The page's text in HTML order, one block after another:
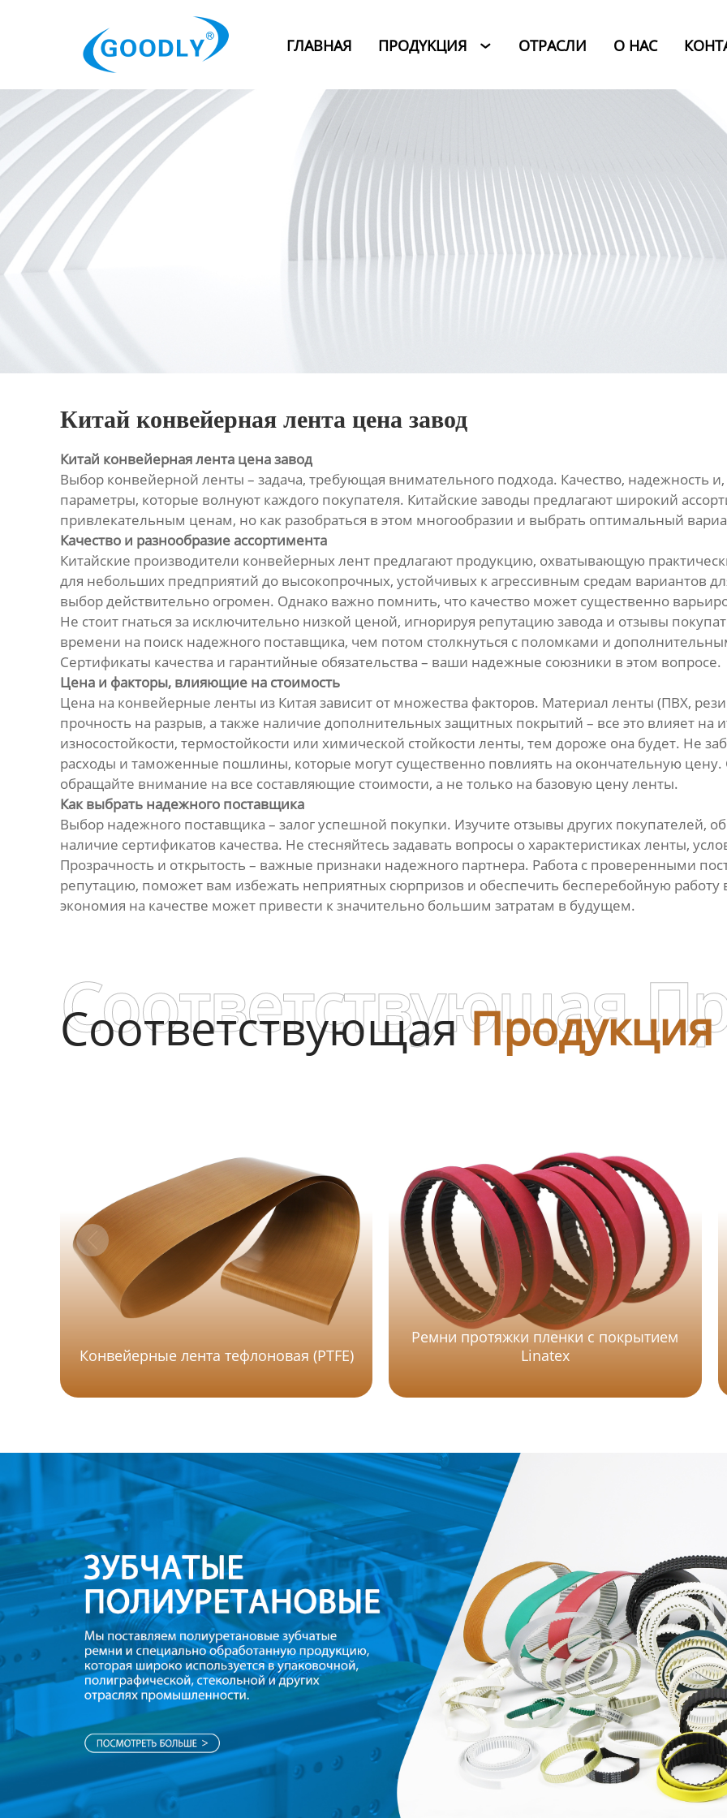
ГЛАВНАЯ ПРОДYKЦИЯ  ОТРАСЛИ O HAC
ОТРАСЛИ
Категория
Новости
Контакты
Китай конвейерная лента цена завод
Китай конвейерная лента цена завод
Выбор конвейерной ленты – задача, требующая внимательного подхода. Качество, надежность
параметры, которые волнуют каждого покупателя. Китайские заводы предлагают широкий
привлекательным ценам, но как разобраться в этом многообразии и выбрать оптимальный
Качество и разнообразие ассортимента
Китайские производители конвейерных лент предлагают продукцию, охватывающую
для небольших предприятий до высокопрочных, устойчивых к агрессивным средам вариантов
выбор действительно огромен. Однако важно помнить, что качество может существенно
Не стоит гнаться за исключительно низкой ценой, игнорируя репутацию завода и отзывы
времени на поиск надежного поставщика, чем потом столкнуться с поломками и
Сертификаты качества и гарантийные обязательства – ваши надежные союзники в этом вопросе.
Цена и факторы, влияющие на стоимость
Цена на конвейерные ленты из Китая зависит от множества факторов. Материал ленты (ПВХ,
прочность на разрыв, а также наличие дополнительных защитных покрытий – все это влияет
износостойкости, термостойкости или химической стойкости ленты, тем дороже она будет. Не
расходы и таможенные пошлины, которые могут существенно повлиять на окончательную
обращайте внимание на все составляющие стоимости, а не только на базовую цену ленты.
Как выбрать надежного поставщика
Выбор надежного поставщика – залог успешной покупки. Изучите отзывы других покупателей,
наличие сертификатов качества. Не стесняйтесь задавать вопросы о характеристиках ленты,
Прозрачность и открытость – важные признаки надежного партнера. Работа с проверенными
репутацию, поможет вам избежать неприятных сюрпризов и обеспечить бесперебойную работу
экономия на качестве может привести к значительно большим затратам в будущем.
СоответствующаяПродукция
Соответствующая
Конвейерные лента тефлоновая (PTFE)
Ремни протяжки пленки с покрытием
Linatex